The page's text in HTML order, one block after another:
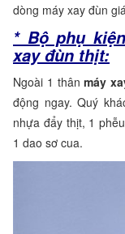
dòng máy xay đùn
* Bộ phụ
xay đùn thịt:
Ngoài 1 thân máy
động ngay. Quý
nhựa đẩy thịt, 1
1 dao sơ cua.